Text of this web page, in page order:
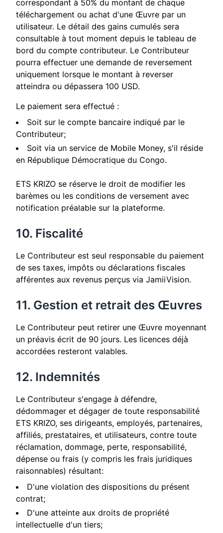
correspondant à 50% du montant de chaque
téléchargement ou achat d'une Œuvre par un
utilisateur. Le détail des gains cumulés sera
consultable à tout moment depuis le tableau de
bord du compte contributeur. Le Contributeur
pourra effectuer une demande de reversement
uniquement lorsque le montant à reverser
atteindra ou dépassera 100 USD.
Le paiement sera effectué :
Soit sur le compte bancaire indiqué par le
Contributeur;
Soit via un service de Mobile Money, s'il réside
en République Démocratique du Congo.
ETS KRIZO se réserve le droit de modifier les
barèmes ou les conditions de versement avec
notification préalable sur la plateforme.
10. Fiscalité
Le Contributeur est seul responsable du paiement
de ses taxes, impôts ou déclarations fiscales
afférentes aux revenus perçus via JamiiVision.
11. Gestion et retrait des Œuvres
Le Contributeur peut retirer une Œuvre moyennant
un préavis écrit de 90 jours. Les licences déjà
accordées resteront valables.
12. Indemnités
Le Contributeur s'engage à défendre,
dédommager et dégager de toute responsabilité
ETS KRIZO, ses dirigeants, employés, partenaires,
affiliés, prestataires, et utilisateurs, contre toute
réclamation, dommage, perte, responsabilité,
dépense ou frais (y compris les frais juridiques
raisonnables) résultant:
D'une violation des dispositions du présent
contrat;
D'une atteinte aux droits de propriété
intellectuelle d'un tiers;